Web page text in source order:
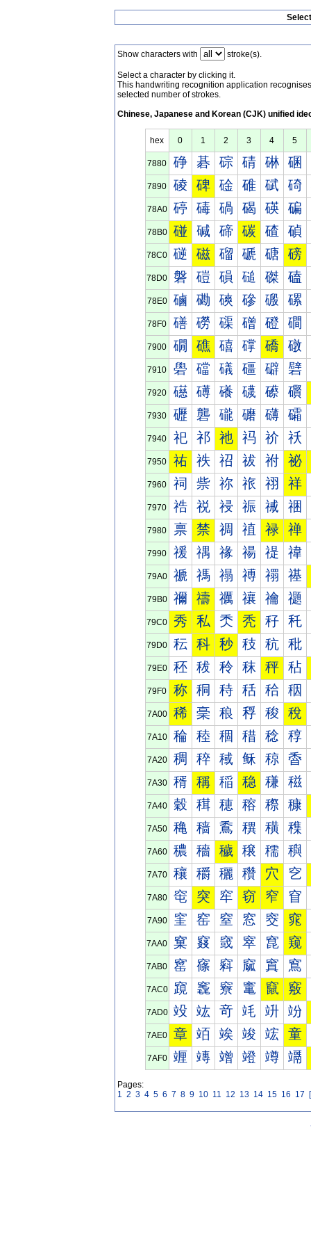
Show characters with stroke(s).
Select a character by clicking it.
This handwriting recognition application
selected number of strokes.
Chinese, Japanese and Korean (CJK) unified
hex 0 1 2 3 4 5
7880 碀 碁 碂 碃 碄 碅
7890 碐 碑 碒 碓 碔 碕
78A0 碠 碡 碢 碣 碤 碥
78B0 碰 碱 碲 碳 碴 碵
78C0 磀 磁 磂 磃 磄 磅
78D0 磐 磑 磒 磓 磔 磕
78E0 磠 磡 磢 磣 磤 磥
78F0 磰 磱 磲 磳 磴 磵
7900 礀 礁 礂 礃 礄 礅
7910 礐 礑 礒 礓 礔 礕
7920 礠 礡 礢 礣 礤 礥
7930 礰 礱 礲 礳 礴 礵
7940 祀 祁 祂 祃 祄 祅
7950 祐 祑 祒 祓 祔 祕
7960 祠 祡 祢 祣 祤 祥
7970 祰 祱 祲 祳 祴 祵
7980 禀 禁 禂 禃 禄 禅
7990 禐 禑 禒 禓 禔 禕
79A0 禠 禡 禢 禣 禤 禥
79B0 禰 禱 禲 禳 禴 禵
79C0 秀 私 秂 秃 秄 秅
79D0 秐 科 秒 秓 秔 秕
79E0 秠 秡 秢 秣 秤 秥
79F0 称 秱 秲 秳 秴 秵
7A00 稀 稁 稂 稃 稄 稅
7A10 稐 稑 稒 稓 稔 稕
7A20 稠 稡 稢 稣 稤 稥
7A30 稰 稱 稲 稳 稴 稵
7A40 穀 穁 穂 穃 穄 穅
7A50 穐 穑 穒 穓 穔 穕
7A60 穠 穡 穢 穣 穤 穥
7A70 穰 穱 穲 穳 穴 穵
7A80 窀 突 窂 窃 窄 窅
7A90 窐 窑 窒 窓 窔 窕
7AA0 窠 窡 窢 窣 窤 窥
7AB0 窰 窱 窲 窳 窴 窵
7AC0 竀 竁 竂 竃 竄 竅
7AD0 竐 竑 竒 竓 竔 竕
7AE0 章 竡 竢 竣 竤 童
7AF0 竰 竱 竲 竳 竴 竵
Pages:
1 2 3 4 5 6 7 8 9 10 11 12 13 14 15 16 17